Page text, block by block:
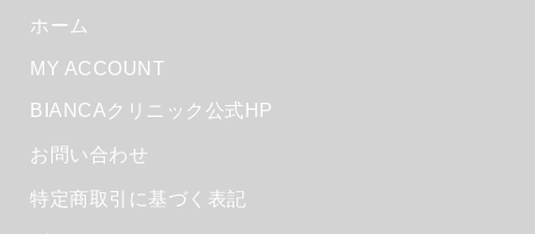
ホーム
MY ACCOUNT
BIANCAクリニック公式HP
お問い合わせ
特定商取引に基づく表記